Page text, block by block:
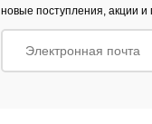
новые поступления, акции